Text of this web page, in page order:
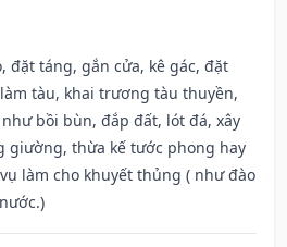
đặt táng, gắn cửa, kê gác, đặt
tàu, khai trương tàu thuyền,
bồi bùn, đắp đất, lót đá, xây
giường, thừa kế tước phong hay
làm cho khuyết thủng ( như đào